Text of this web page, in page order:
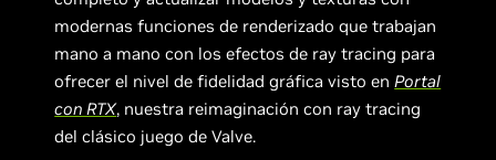
modernas funciones de renderizado que trabajan
mano a mano con los efectos de ray tracing para
ofrecer el nivel de fidelidad gráfica visto enPortal
con RTX, nuestra reimaginación con ray tracing
del clásico juego de Valve.